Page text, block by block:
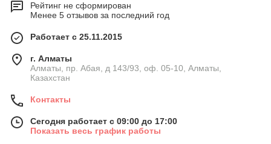
Рейтинг не сформирован
Менее 5 отзывов за последний год
Работает с 25.11.2015
г. Алматы
Алматы, пр. Абая, д 143/93, оф. 05-10, Алматы,
Казахстан
Контакты
Сегодня работает с 09:00 до 17:00
Показать весь график работы